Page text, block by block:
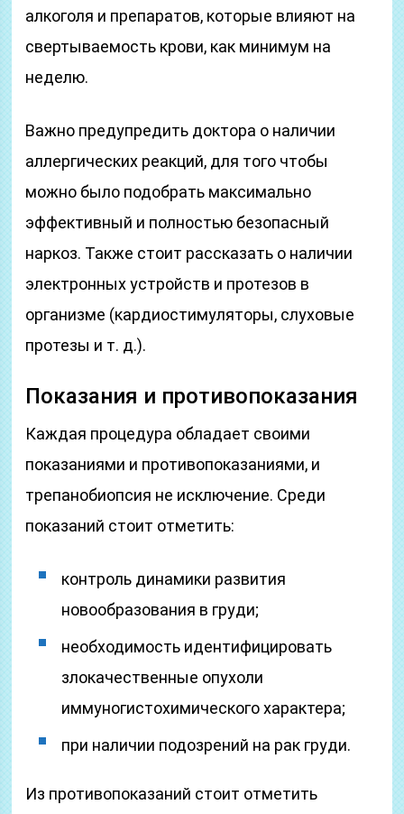
алкоголя и препаратов, которые влияют на
свертываемость крови, как минимум на
неделю.
Важно предупредить доктора о наличии
аллергических реакций, для того чтобы
можно было подобрать максимально
эффективный и полностью безопасный
наркоз. Также стоит рассказать о наличии
электронных устройств и протезов в
организме (кардиостимуляторы, слуховые
протезы и т. д.).
Показания и противопоказания
Каждая процедура обладает своими
показаниями и противопоказаниями, и
трепанобиопсия не исключение. Среди
показаний стоит отметить:
контроль динамики развития
новообразования в груди;
необходимость идентифицировать
злокачественные опухоли
иммуногистохимического характера;
при наличии подозрений на рак груди.
Из противопоказаний стоит отметить